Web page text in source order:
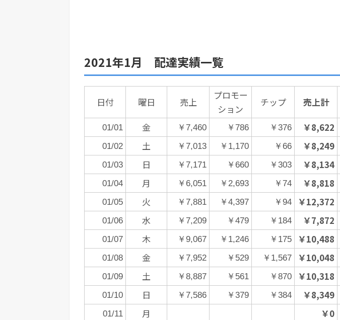
2021年1月 配達実績一覧
日付 曜日 売上
プロモー
ション
チップ 売上計
01/01 金 ￥7,460 ￥786 ￥376 ￥8,622
01/02
土 ￥7,013 ￥1,170 ￥66 ￥8,249
01/03
日 ￥7,171 ￥660 ￥303 ￥8,134
01/04
月 ￥6,051 ￥2,693 ￥74 ￥8,818
01/05
火 ￥7,881 ￥4,397 ￥94 ￥12,372
01/06
水 ￥7,209 ￥479 ￥184 ￥7,872
01/07
木 ￥9,067 ￥1,246 ￥175 ￥10,488
01/08
金 ￥7,952 ￥529 ￥1,567 ￥10,048
01/09
土 ￥8,887 ￥561 ￥870 ￥10,318
01/10
日 ￥7,586 ￥379 ￥384 ￥8,349
01/11
月 ￥0